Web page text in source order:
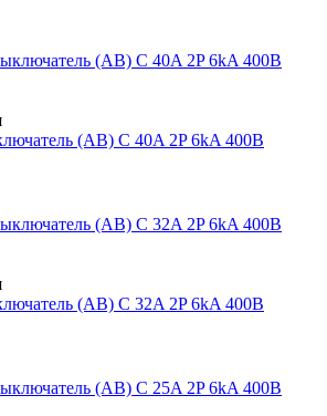
(АВ) C 40A 2P 6kA 400В
(АВ) C 32A 2P 6kA 400В